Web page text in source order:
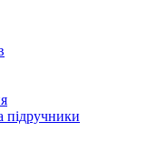
підручники